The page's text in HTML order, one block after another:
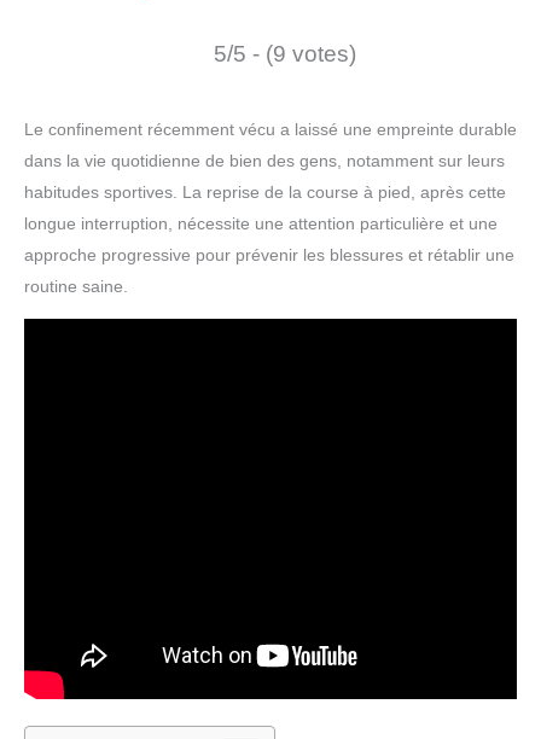
5/5 - (9 votes)
Le confinement récemment vécu a laissé une empreinte durable
dans la vie quotidienne de bien des gens, notamment sur leurs
habitudes sportives. La reprise de la course à pied, après cette
longue interruption, nécessite une attention particulière et une
approche progressive pour prévenir les blessures et rétablir une
routine saine.